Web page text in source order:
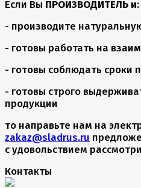
Если Вы ПРОИЗВОДИТЕЛЬ и:
- производите
- готовы работать на
- готовы соблюдать сроки
- готовы строго
продукции
то направьте нам на
zakaz@sladrus.ru
с удовольствием
Контакты